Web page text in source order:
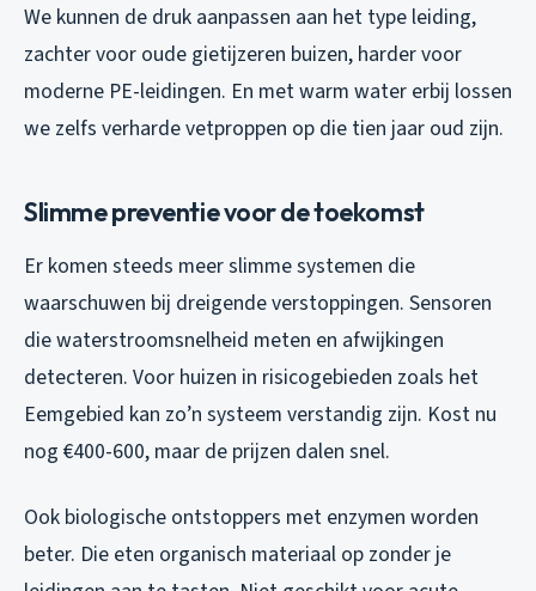
We kunnen de druk aanpassen aan het type leiding,
zachter voor oude gietijzeren buizen, harder voor
moderne PE-leidingen. En met warm water erbij lossen
we zelfs verharde vetproppen op die tien jaar oud zijn.
Slimme preventie voor de toekomst
Er komen steeds meer slimme systemen die
waarschuwen bij dreigende verstoppingen. Sensoren
die waterstroomsnelheid meten en afwijkingen
detecteren. Voor huizen in risicogebieden zoals het
Eemgebied kan zo’n systeem verstandig zijn. Kost nu
nog €400-600, maar de prijzen dalen snel.
Ook biologische ontstoppers met enzymen worden
beter. Die eten organisch materiaal op zonder je